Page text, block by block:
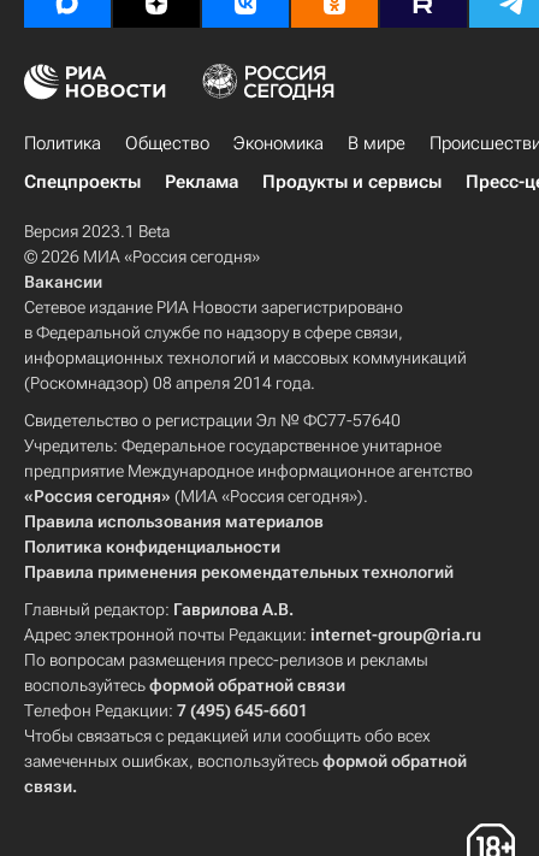
Политика Общество Экономика В мире
Спецпроекты
Реклама Продукты и сервисы Пресс-
Версия 2023.1 Beta
© 2026 МИА «Россия сегодня»
Вакансии
Сетевое издание РИА Новости зарегистрировано
в Федеральной службе по надзору в сфере связи,
информационных технологий и массовых коммуникаций
(Роскомнадзор) 08 апреля 2014 года.
Свидетельство о регистрации Эл № ФС77-57640
Учредитель: Федеральное государственное унитарное
предприятие Международное информационное агентство
«Россия сегодня» (МИА «Россия сегодня»).
Правила использования материалов
Политика конфиденциальности
Правила применения рекомендательных технологий
Главный редактор: Гаврилова А.В.
Адрес электронной почты Редакции: internet-group@ria.ru
По вопросам размещения пресс-релизов и рекламы
воспользуйтесьформой обратной связи
Телефон Редакции: 7 (495) 645-6601
Чтобы связаться с редакцией или сообщить обо всех
замеченных ошибках, воспользуйтесьформой обратной
связи.